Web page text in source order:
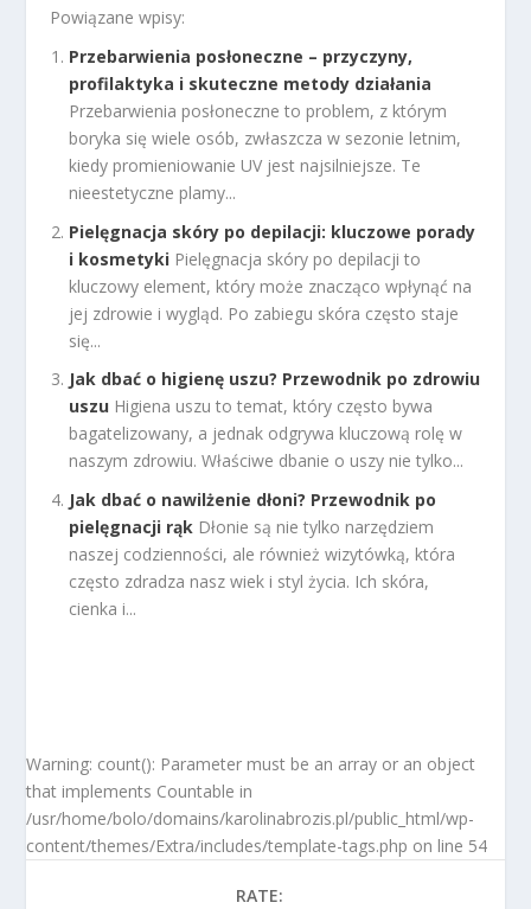
Powiązane wpisy:
Przebarwienia posłoneczne – przyczyny,
profilaktyka i skuteczne metody działania
Przebarwienia posłoneczne to problem, z którym
boryka się wiele osób, zwłaszcza w sezonie letnim,
kiedy promieniowanie UV jest najsilniejsze. Te
nieestetyczne plamy...
Pielęgnacja skóry po depilacji: kluczowe porady
i kosmetyki Pielęgnacja skóry po depilacji to
kluczowy element, który może znacząco wpłynąć na
jej zdrowie i wygląd. Po zabiegu skóra często staje
się...
Jak dbać o higienę uszu? Przewodnik po zdrowiu
uszu Higiena uszu to temat, który często bywa
bagatelizowany, a jednak odgrywa kluczową rolę w
naszym zdrowiu. Właściwe dbanie o uszy nie tylko...
Jak dbać o nawilżenie dłoni? Przewodnik po
pielęgnacji rąk Dłonie są nie tylko narzędziem
naszej codzienności, ale również wizytówką, która
często zdradza nasz wiek i styl życia. Ich skóra,
cienka i...
Warning: count(): Parameter must be an array or an object
that implements Countable in
/usr/home/bolo/domains/karolinabrozis.pl/public_html/wp-
content/themes/Extra/includes/template-tags.php on line 54
RATE: